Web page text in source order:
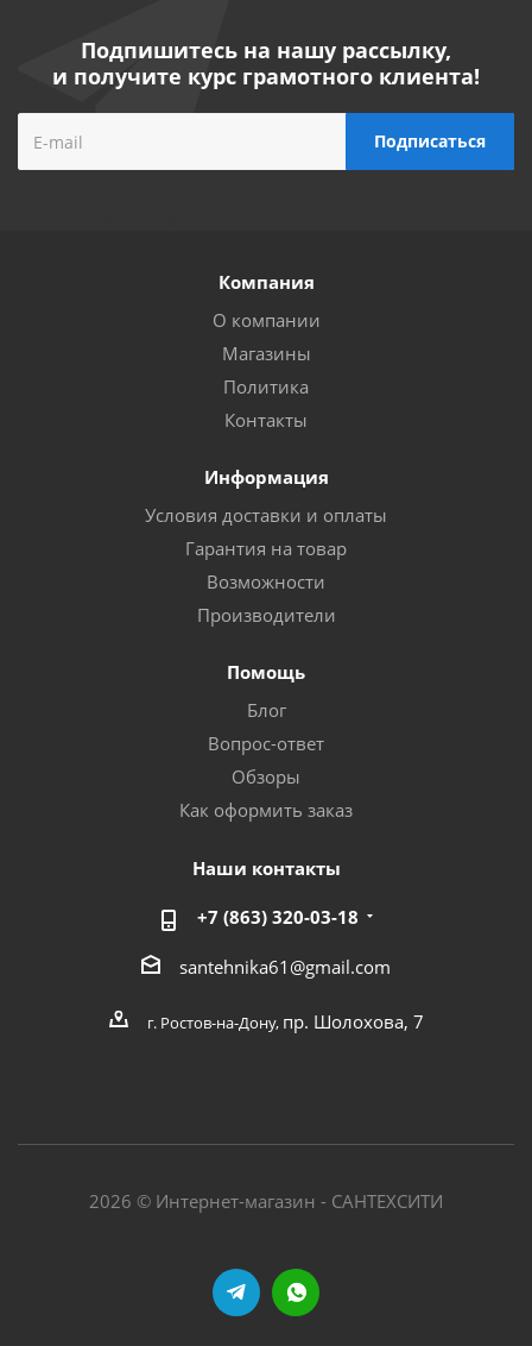
Подпишитесь на нашу рассылку,
и получите курс грамотного клиента!
Компания
О компании
Магазины
Политика
Контакты
Информация
Условия доставки и оплаты
Гарантия на товар
Возможности
Производители
Помощь
Блог
Вопрос-ответ
Обзоры
Как оформить заказ
Наши контакты
+7 (863) 320-03-18
santehnika61@gmail.com
г. Ростов-на-Дону, пр. Шолохова, 7
2026 © Интернет-магазин - САНТЕХСИТИ